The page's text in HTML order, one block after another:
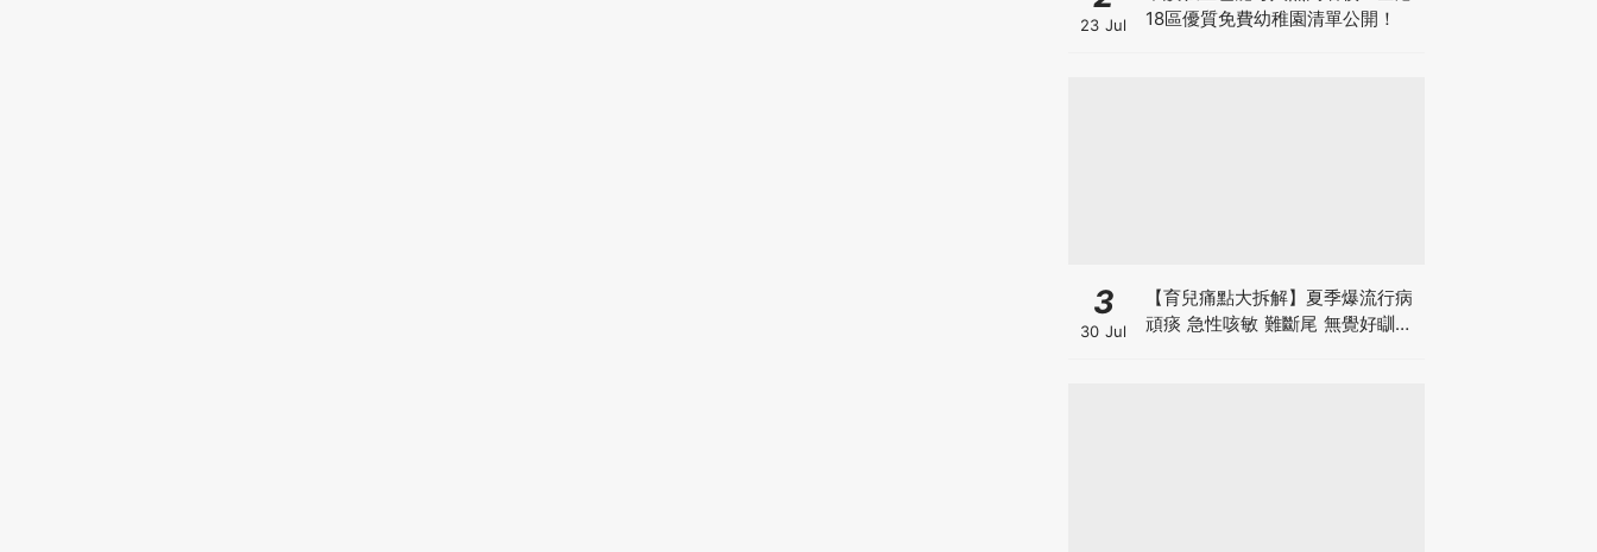
23 Jul
18區優質免費幼稚園清單公開！
3
30 Jul
【育兒痛點大拆解】夏季爆流行病
頑痰 急性咳敏 難斷尾 無覺好瞓？